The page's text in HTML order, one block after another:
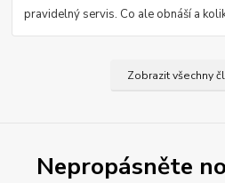
pravidelný servis. Co ale obnáší a
Zobrazit všechny
Nepropásněte